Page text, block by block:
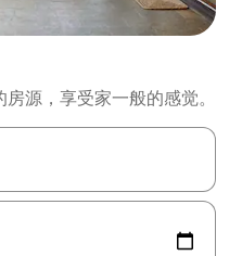
源，享受家一般的感觉。
键查看，或通过点击或滑动手势